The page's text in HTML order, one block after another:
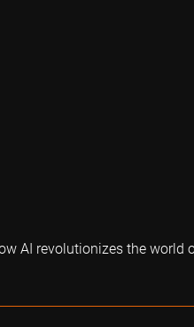
AI revolutionizes the